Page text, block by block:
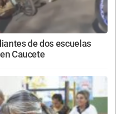
de dos escuelas
Caucete